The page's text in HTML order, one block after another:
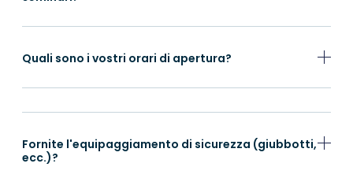
Quali sono i vostri orari di apertura?
Fornite l'equipaggiamento di sicurezza (giubbotti,
ecc.)?